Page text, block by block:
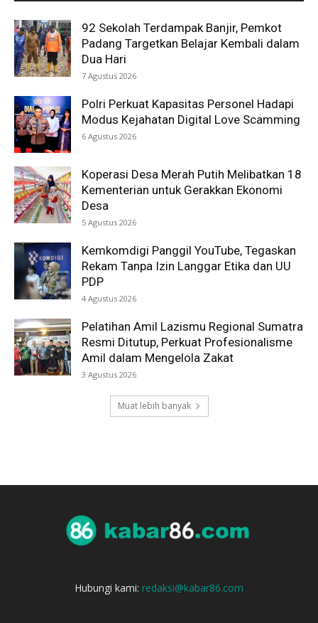
92 Sekolah Terdampak Banjir, Pemkot
Padang Targetkan Belajar Kembali dalam
Dua Hari
7 Agustus 2026
Polri Perkuat Kapasitas Personel Hadapi
Modus Kejahatan Digital Love Scamming
6 Agustus 2026
Koperasi Desa Merah Putih Melibatkan 18
Kementerian untuk Gerakkan Ekonomi
Desa
5 Agustus 2026
Kemkomdigi Panggil YouTube, Tegaskan
Rekam Tanpa Izin Langgar Etika dan UU
PDP
4 Agustus 2026
Pelatihan Amil Lazismu Regional Sumatra
Resmi Ditutup, Perkuat Profesionalisme
Amil dalam Mengelola Zakat
3 Agustus 2026
Muat lebih banyak
Hubungi kami: redaksi@kabar86.com